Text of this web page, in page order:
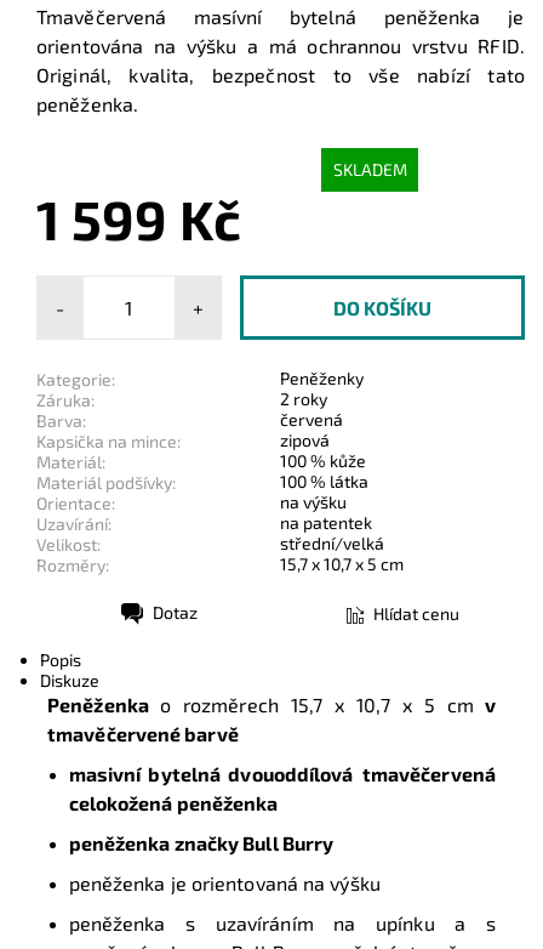
Tmavěčervená masívní bytelná peněženka je
orientována na výšku a má ochrannou vrstvu RFID.
Originál, kvalita, bezpečnost to vše nabízí tato
peněženka.
SKLADEM
1 599 Kč
- +
Kategorie:
Peněženky
Záruka:
2 roky
Barva:
červená
Kapsička na mince:
zipová
Materiál:
100 % kůže
Materiál podšívky:
100 % látka
Orientace:
na výšku
Uzavírání:
na patentek
Velikost:
střední/velká
Rozměry:
15,7 x 10,7 x 5 cm
Dotaz Hlídat cenu
Popis
Diskuze
Peněženka o rozměrech 15,7 x 10,7 x 5 cm v
tmavěčervené barvě
masivní bytelná dvouoddílová tmavěčervená
celokožená peněženka
peněženka značky Bull Burry
peněženka je orientovaná na výšku
peněženka s uzavíráním na upínku a s